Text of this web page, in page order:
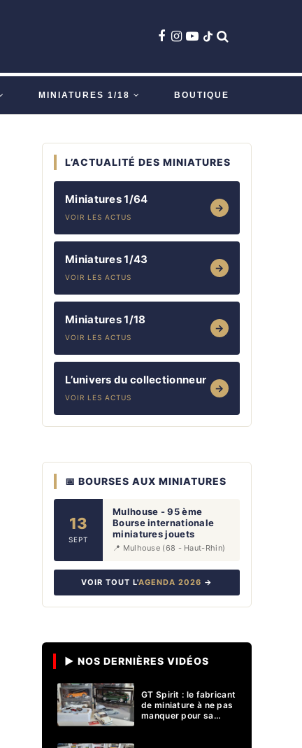
MINIATURES 1/18 BOUTIQUE
L’ACTUALITÉ DES MINIATURES
Miniatures 1/64
VOIR LES ACTUS
→
Miniatures 1/43
VOIR LES ACTUS
→
Miniatures 1/18
VOIR LES ACTUS
→
L’univers du collectionneur
VOIR LES ACTUS
→
📅 BOURSES AUX MINIATURES
13
SEPT
Mulhouse - 95 ème
Bourse internationale
miniatures jouets
📍 Mulhouse (68 - Haut-Rhin)
VOIR TOUT L'AGENDA 2026 →
▶ NOS DERNIÈRES VIDÉOS
GT Spirit : le fabricant
de miniature à ne pas
manquer pour sa